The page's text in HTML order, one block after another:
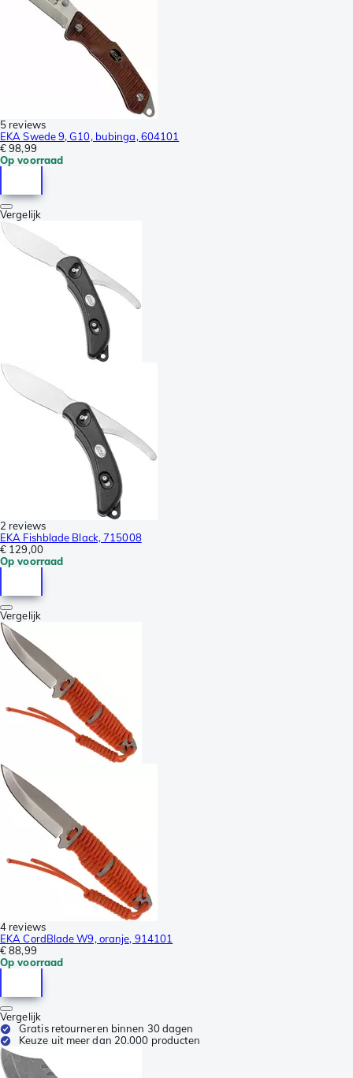
5 reviews
EKA Swede 9, G10, bubinga, 604101
€ 98,99
Op voorraad
Vergelijk
2 reviews
EKA Fishblade Black, 715008
€ 129,00
Op voorraad
Vergelijk
4 reviews
EKA CordBlade W9, oranje, 914101
€ 88,99
Op voorraad
Vergelijk
Gratis retourneren binnen 30 dagen
Keuze uit meer dan 20.000 producten